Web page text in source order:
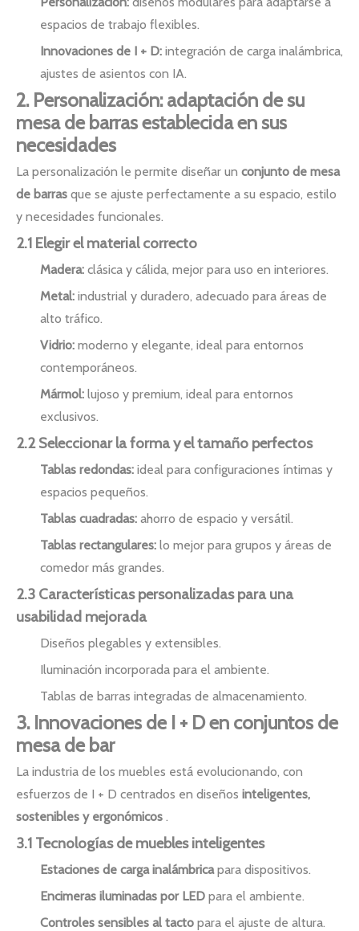
espacios de trabajo flexibles.
Innovaciones de I + D: integración de carga inalámbrica,
ajustes de asientos con IA.
2. Personalización: adaptación de su
mesa de barras establecida en sus
necesidades
La personalización le permite diseñar un conjunto de mesa
de barras que se ajuste perfectamente a su espacio, estilo
y necesidades funcionales.
2.1 Elegir el material correcto
Madera: clásica y cálida, mejor para uso en interiores.
Metal: industrial y duradero, adecuado para áreas de
alto tráfico.
Vidrio: moderno y elegante, ideal para entornos
contemporáneos.
Mármol: lujoso y premium, ideal para entornos
exclusivos.
2.2 Seleccionar la forma y el tamaño perfectos
Tablas redondas: ideal para configuraciones íntimas y
espacios pequeños.
Tablas cuadradas: ahorro de espacio y versátil.
Tablas rectangulares: lo mejor para grupos y áreas de
comedor más grandes.
2.3 Características personalizadas para una
usabilidad mejorada
Diseños plegables y extensibles.
Iluminación incorporada para el ambiente.
Tablas de barras integradas de almacenamiento.
3. Innovaciones de I + D en conjuntos de
mesa de bar
La industria de los muebles está evolucionando, con
esfuerzos de I + D centrados en diseños inteligentes,
sostenibles y ergonómicos .
3.1 Tecnologías de muebles inteligentes
Estaciones de carga inalámbricapara dispositivos.
Encimeras iluminadas por LED para el ambiente.
Controles sensibles al tacto para el ajuste de altura.